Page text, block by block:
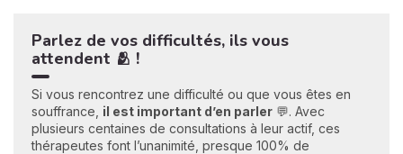
Parlez de vos difficultés, ils vous
attendent 🫂 !
Si vous rencontrez une difficulté ou que vous êtes en
souffrance, il est important d’en parler 💬. Avec
plusieurs centaines de consultations à leur actif, ces
thérapeutes font l’unanimité, presque 100% de